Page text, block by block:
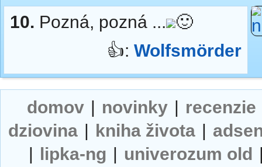
10. Pozná, pozná ... 🙂
👍: Wolfsmörder
domov | novinky | recenzie
dziovina | kniha života |
| lipka-ng | univerozum old